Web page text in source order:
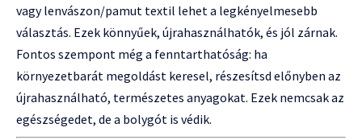
vagy lenvászon/pamut textil lehet a legkényelmesebb
választás. Ezek könnyűek, újrahasználhatók, és jól zárnak.
Fontos szempont még a fenntarthatóság: ha
környezetbarát megoldást keresel, részesítsd előnyben az
újrahasználható, természetes anyagokat. Ezek nemcsak az
egészségedet, de a bolygót is védik.